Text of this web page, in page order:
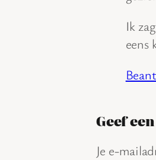
Ik
eens
Geef
Je e-